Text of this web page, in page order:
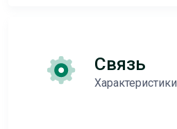
Связь
Характеристики